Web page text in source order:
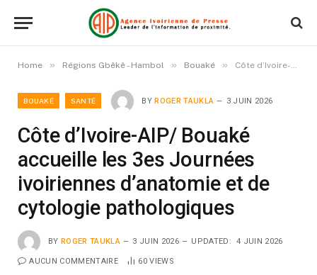
Home » Régions Gbêkê - Hambol » Bouaké » Côte d’Ivoire-AIP/ Bouaké accueille les 3es Journées ivoiriennes d’anatomie et de cytologie pathologiques
BOUAKÉ SANTÉ BY ROGER TAUKLA 3 JUIN 2026
Côte d’Ivoire-AIP/ Bouaké
accueille les 3es Journées
ivoiriennes d’anatomie et de
cytologie pathologiques
BY ROGER TAUKLA 3 JUIN 2026 UPDATED: 4 JUIN 2026
AUCUN COMMENTAIRE 60VIEWS